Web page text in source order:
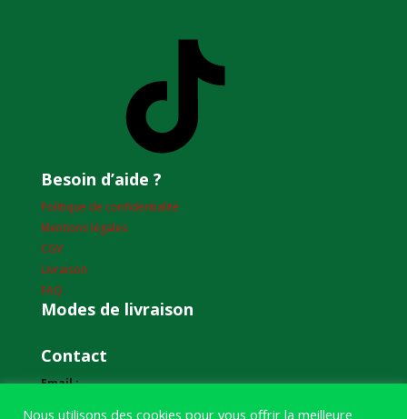
Besoin d’aide ?
Politique de confidentialité
Mentions légales
CGV
Livraison
FAQ
Modes de livraison
Contact
Email :
Nous utilisons des cookies pour vous offrir la meilleure